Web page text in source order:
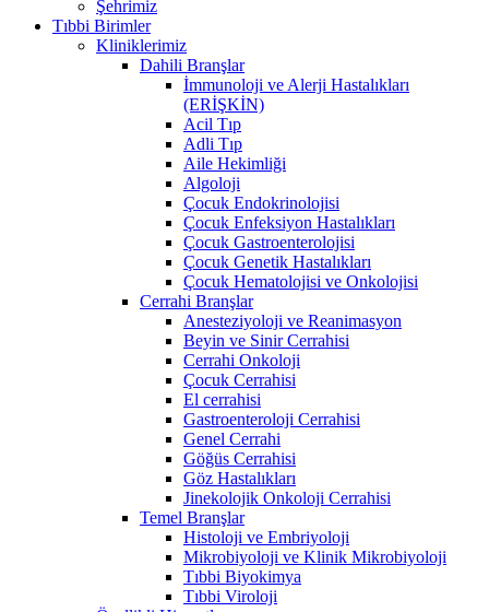
Şehrimiz
Tıbbi Birimler
Kliniklerimiz
Dahili Branşlar
İmmunoloji ve Alerji Hastalıkları
(ERİŞKİN)
Acil Tıp
Adli Tıp
Aile Hekimliği
Algoloji
Çocuk Endokrinolojisi
Çocuk Enfeksiyon Hastalıkları
Çocuk Gastroenterolojisi
Çocuk Genetik Hastalıkları
Çocuk Hematolojisi ve Onkolojisi
Cerrahi Branşlar
Anesteziyoloji ve Reanimasyon
Beyin ve Sinir Cerrahisi
Cerrahi Onkoloji
Çocuk Cerrahisi
El cerrahisi
Gastroenteroloji Cerrahisi
Genel Cerrahi
Göğüs Cerrahisi
Göz Hastalıkları
Jinekolojik Onkoloji Cerrahisi
Temel Branşlar
Histoloji ve Embriyoloji
Mikrobiyoloji ve Klinik Mikrobiyoloji
Tıbbi Biyokimya
Tıbbi Viroloji